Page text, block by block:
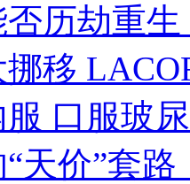
历劫重生
移
口服玻
天价”套